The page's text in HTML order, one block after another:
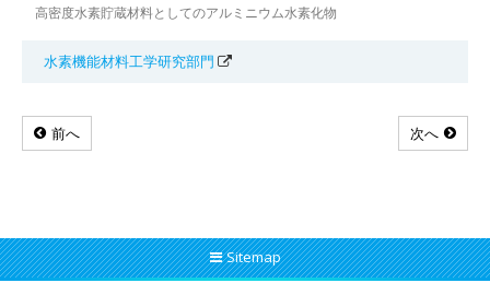
高密度水素貯蔵材料としてのアルミニウム水素化物
水素機能材料工学研究部門
前へ 次へ
Sitemap